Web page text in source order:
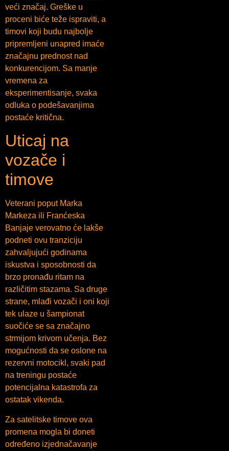
veći značaj. Greške u
proceni biće teže ispraviti, a
timovi koji budu najbolje
pripremljeni unapred imaće
značajnu prednost nad
konkurencijom. Sa manje
vremena za
eksperimentisanje, svaka
odluka o podešavanjima
postaće kritična.
Uticaj na
vozače i
timove
Veterani poput Marka
Markeza ili Franćeska
Banjaje verovatno će lakše
podneti ovu tranziciju
zahvaljujući godinama
iskustva i sposobnosti da
brzo pronađu ritam na
različitim stazama. Sa druge
strane, mlađi vozači i oni koji
tek ulaze u šampionat
suočiće se sa značajno
strmijom krivom učenja. Bez
mogućnosti da se oslone na
rezervni motocikl, svaki pad
na treningu postaće
potencijalna katastrofa za
ostatak vikenda.
Za satelitske timove ova
promena mogla bi doneti
određeno izjednačavanje